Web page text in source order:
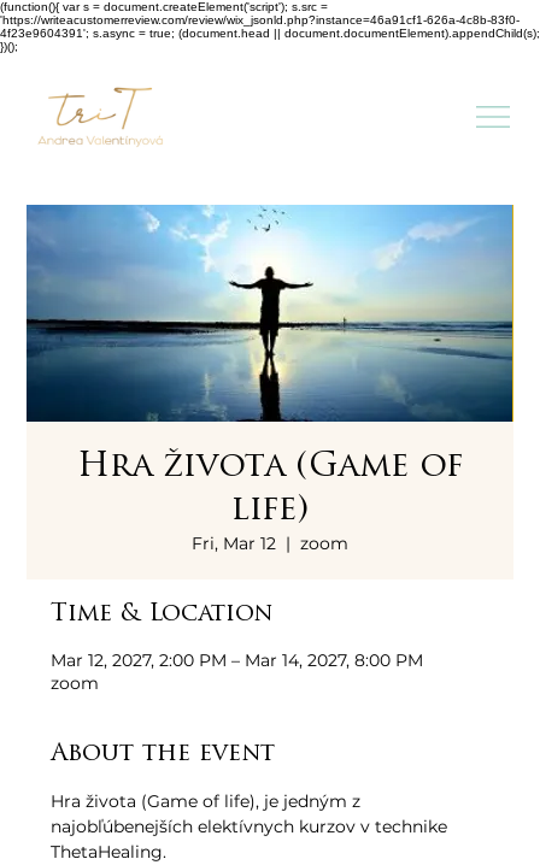
(function(){ var s = document.createElement('script'); s.src =
'https://writeacustomerreview.com/review/wix_jsonld.php?instance=46a91cf1-626a-4c8b-83f0-
4f23e9604391'; s.async = true; (document.head || document.documentElement).appendChild(s);
})();
Hra života (Game of
life)
Fri, Mar 12
  |
zoom
Time & Location
Mar 12, 2027, 2:00 PM – Mar 14, 2027, 8:00 PM
zoom
About the event
Hra života (Game of life), je jedným z
najobľúbenejších elektívnych kurzov v technike
ThetaHealing.